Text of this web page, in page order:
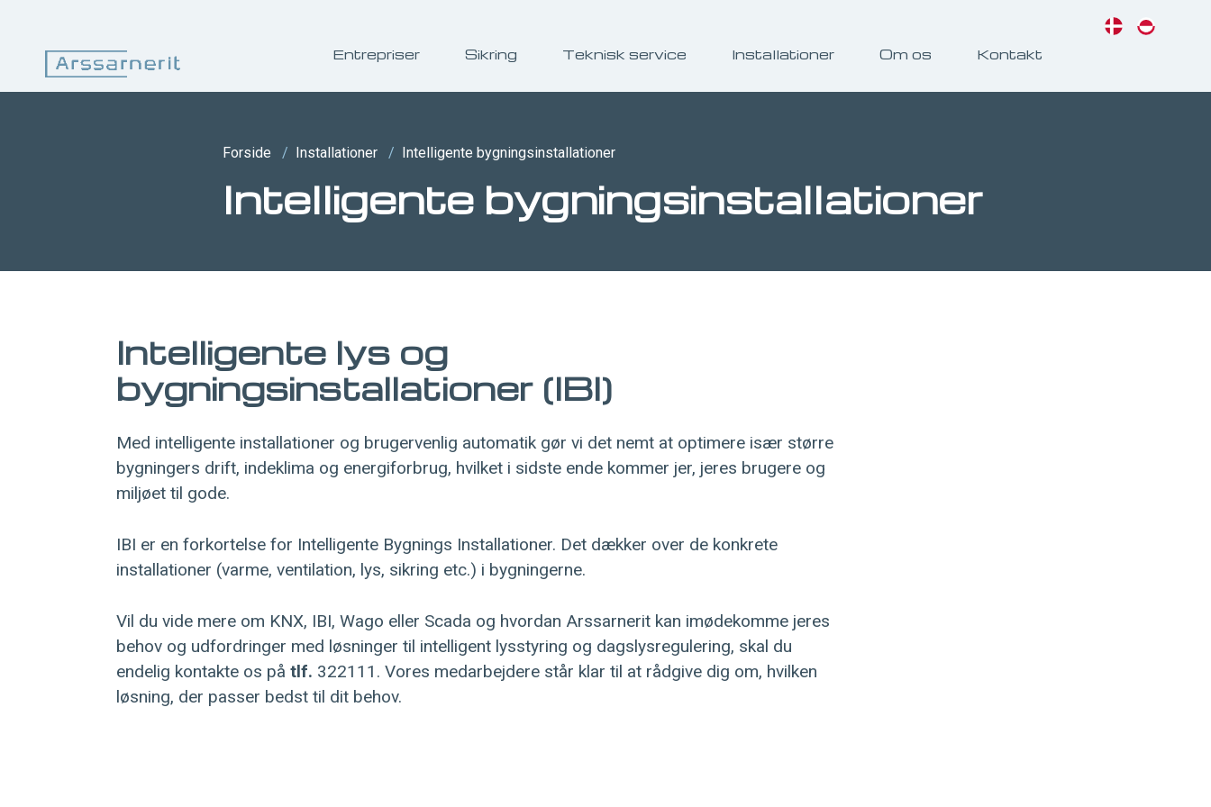
Entrepriser Sikring Teknisk service Installationer Om os Kontakt
Forside / Installationer / Intelligente bygningsinstallationer
Intelligente bygningsinstallationer
Intelligente lys og
bygningsinstallationer (IBI)
Med intelligente installationer og brugervenlig automatik gør vi det nemt at optimere især større
bygningers drift, indeklima og energiforbrug, hvilket i sidste ende kommer jer, jeres brugere og
miljøet til gode.
IBI er en forkortelse for Intelligente Bygnings Installationer. Det dækker over de konkrete
installationer (varme, ventilation, lys, sikring etc.) i bygningerne.
Vil du vide mere om KNX, IBI, Wago eller Scada og hvordan Arssarnerit kan imødekomme jeres
behov og udfordringer med løsninger til intelligent lysstyring og dagslysregulering, skal du
endelig kontakte os på tlf. 322111. Vores medarbejdere står klar til at rådgive dig om, hvilken
løsning, der passer bedst til dit behov.